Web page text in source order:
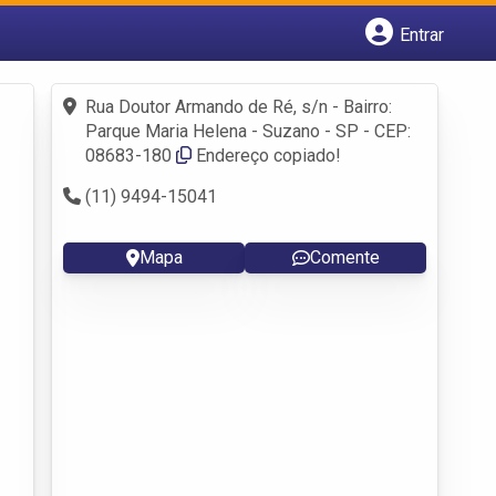
Entrar
Fazer login
Criar conta
Rua Doutor Armando de Ré, s/n - Bairro:
Parque Maria Helena - Suzano - SP - CEP:
08683-180
Endereço copiado!
(11) 9494-15041
Mapa Comente